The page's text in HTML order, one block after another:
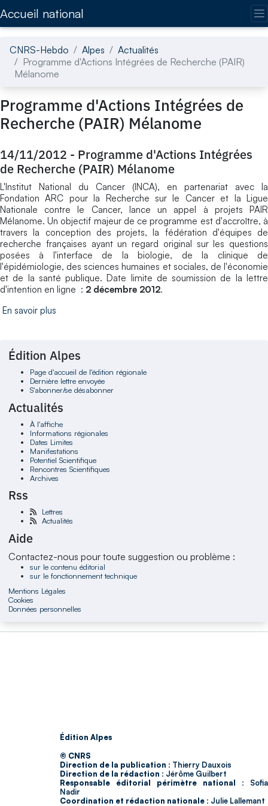
Accueil national
CNRS-Hebdo Alpes
Actualités
Programme d'Actions Intégrées de Recherche (PAIR)
Mélanome
Programme d'Actions Intégrées de
Recherche (PAIR) Mélanome
14/11/2012 - Programme d'Actions Intégrées
de Recherche (PAIR) Mélanome
L'Institut National du Cancer (INCA), en partenariat avec la
Fondation ARC pour la Recherche sur le Cancer et la Ligue
Nationale contre le Cancer, lance un appel à projets PAIR
Mélanome. Un objectif majeur de ce programme est d'accroître, à
travers la conception des projets, la fédération d'équipes de
recherche françaises ayant un regard original sur les questions
posées à l'interface de la biologie, de la clinique de
l'épidémiologie, des sciences humaines et sociales, de l'économie
et de la santé publique. Date limite de soumission de la lettre
d'intention en ligne : 2 décembre 2012.
En savoir plus
Édition Alpes
Page d'accueil de l'édition régionale
Dernière lettre envoyée
S'abonner/se désabonner
Actualités
À l'affiche
Informations régionales
Dates Limites
Manifestations
Potentiel Scientifique
Rencontres Scientifiques
Archives
Rss
Lettres
Actualités
Aide
Contactez-nous pour toute suggestion ou problème :
sur le contenu éditorial
sur le fonctionnement technique
Mentions Légales
Cookies
Données personnelles
Édition Alpes
© CNRS
Direction de la publication : Thierry Dauxois
Direction de la rédaction : Jérôme Guilbert
Responsable éditorial périmètre national : Sofia
Nadir
Coordination et rédaction nationale : Julie Lallemant